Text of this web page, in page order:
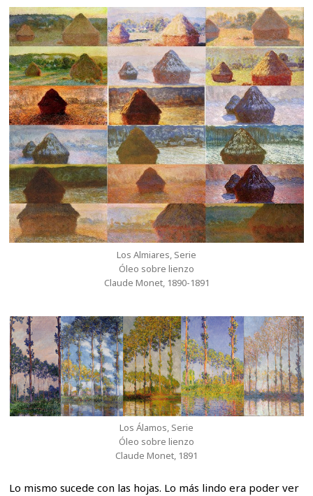
Los Almiares, Serie
Óleo sobre lienzo
Claude Monet, 1890-1891
Los Álamos, Serie
Óleo sobre lienzo
Claude Monet, 1891
Lo mismo sucede con las hojas. Lo más lindo era poder ver